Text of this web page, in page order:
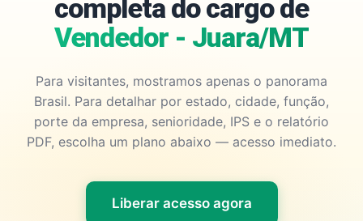
completa do cargo de
Vendedor - Juara/MT
Para visitantes, mostramos apenas o panorama
Brasil. Para detalhar por estado, cidade, função,
porte da empresa, senioridade, IPS e o relatório
PDF, escolha um plano abaixo — acesso imediato.
Liberar acesso agora